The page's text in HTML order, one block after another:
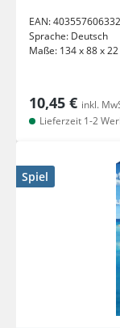
EAN:
Sprache: Deutsch
Maße: 134 x 88 x
10,45 € inkl.
Lieferzeit 1-2
Spiel